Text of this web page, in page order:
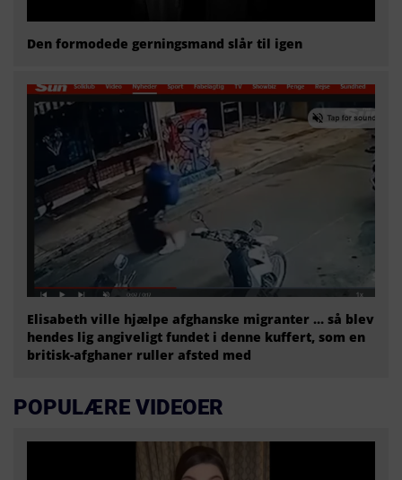
Den formodede gerningsmand slår til igen
Elisabeth ville hjælpe afghanske migranter … så blev
hendes lig angiveligt fundet i denne kuffert, som en
britisk-afghaner ruller afsted med
POPULÆRE VIDEOER